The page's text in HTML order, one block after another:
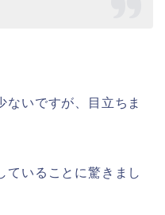
ないですが、目立ちま
ていることに驚きまし